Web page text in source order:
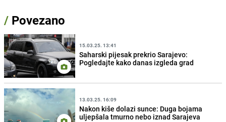
/ Povezano
15.03.25. 13:41
Saharski pijesak prekrio Sarajevo:
Pogledajte kako danas izgleda grad
13.03.25. 16:09
Nakon kiše dolazi sunce: Duga bojama
uljepšala tmurno nebo iznad Sarajeva